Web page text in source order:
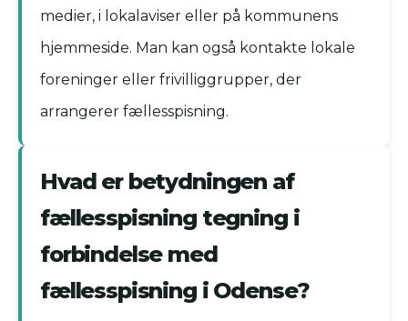
medier, i lokalaviser eller på kommunens
hjemmeside. Man kan også kontakte lokale
foreninger eller frivilliggrupper, der
arrangerer fællesspisning.
Hvad er betydningen af
fællesspisning tegning i
forbindelse med
fællesspisning i Odense?